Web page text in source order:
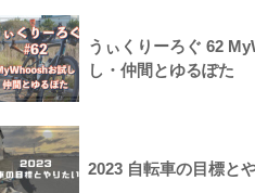
うぃくりーろぐ 62
し・仲間とゆるぽた
2023 自転車の目標と